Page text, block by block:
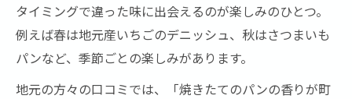
タイミングで違った味に出会えるのが楽しみのひとつ。
例えば春は地元産いちごのデニッシュ、秋はさつまいも
パンなど、季節ごとの楽しみがあります。
地元の方々の口コミでは、「焼きたてのパンの香りが町